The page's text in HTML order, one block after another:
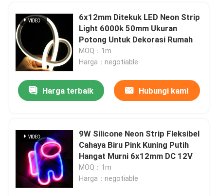
6x12mm Ditekuk LED Neon Strip
Light 6000k 50mm Ukuran
Potong Untuk Dekorasi Rumah
MOQ：1m
Harga：negotiable
Harga terbaik Hubungi kami
9W Silicone Neon Strip Fleksibel
Cahaya Biru Pink Kuning Putih
Hangat Murni 6x12mm DC 12V
MOQ：1m
Harga：negotiable